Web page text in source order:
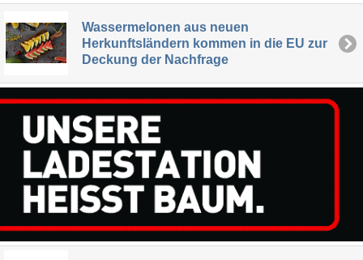
Wassermelonen aus neuen
Herkunftsländern kommen in die EU zur
Deckung der Nachfrage